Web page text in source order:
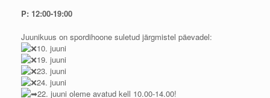
P: 12:00-19:00
Juunikuus on spordihoone suletud järgmistel päevadel:
10. juuni
19. juuni
23. juuni
24. juuni
22. juuni oleme avatud kell 10.00-14.00!